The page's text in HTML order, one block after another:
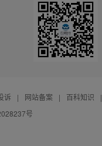
诉 | 网站备案 | 百科知识 |
号